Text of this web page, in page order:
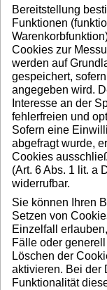
Bereitstellung
Funktionen
Cookies zur
werden auf
gespeichert,
angegeben wird.
Interesse an der
fehlerfreien und
Sofern eine
abgefragt wurde,
Cookies
(Art. 6 Abs. 1 lit. a
widerrufbar.
Sie können Ihren
Setzen von
Einzelfall
Fälle oder
Löschen der
aktivieren. Bei der
Funktionalität